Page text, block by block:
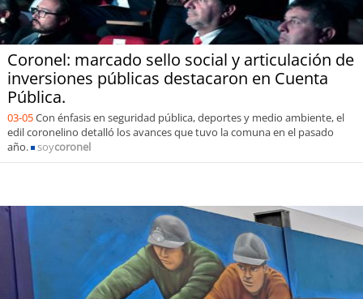
Coronel: marcado sello social y articulación de
inversiones públicas destacaron en Cuenta
Pública.
03-05Con énfasis en seguridad pública, deportes y medio ambiente, el
edil coronelino detalló los avances que tuvo la comuna en el pasado
año.
soycoronel